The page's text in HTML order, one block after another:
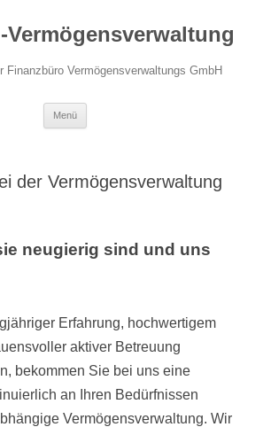
Vermögensverwaltung
Finanzbüro Vermögensverwaltungs GmbH
Menü
der Vermögensverwaltung
neugierig sind und uns
Erfahrung, hochwertigem
aktiver Betreuung
bekommen Sie bei uns eine
an Ihren Bedürfnissen
Vermögensverwaltung. Wir